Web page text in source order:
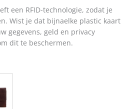
een RFID-technologie, zodat je
Wist je dat bijnaelke plastic kaart
gegevens, geld en privacy
dit te beschermen.